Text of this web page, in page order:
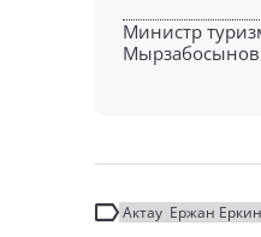
Министр
Мырзабосынов
Актау Ержан